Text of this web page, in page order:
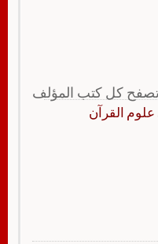
كل كتب المؤلف
القرآن